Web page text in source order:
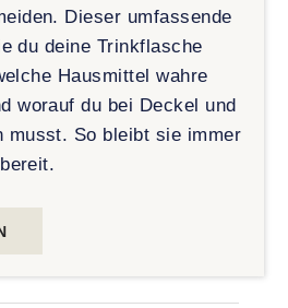
Dieser umfassende
du deine Trinkflasche
Hausmittel wahre
worauf du bei Deckel und
musst. So bleibt sie immer